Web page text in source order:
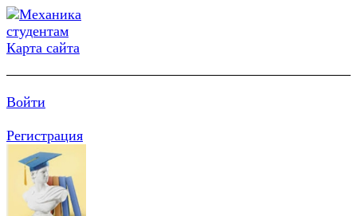
Карта сайта
Войти
Регистрация